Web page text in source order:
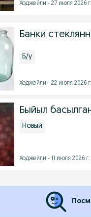
Ходжейли - 27 июля 2026 г.
Банки
Б/у
Ходжейли - 22 июля 2026 г.
Быйыл
Новый
Ходжейли - 11 июля 2026 г.